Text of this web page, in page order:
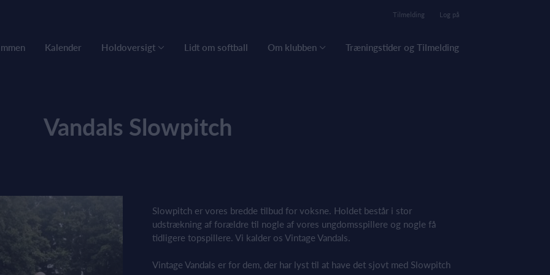
Tilmelding Log på
Kalender Holdoversigt Lidt om softball Om klubben Træningstider og Tilmelding
Vandals Slowpitch
Slowpitch er vores bredde tilbud for voksne. Holdet består i stor
udstrækning af forældre til nogle af vores ungdomsspillere og nogle få
tidligere topspillere. Vi kalder os Vintage Vandals.
Vintage Vandals er for dem, der har lyst til at have det sjovt med Slowpitch